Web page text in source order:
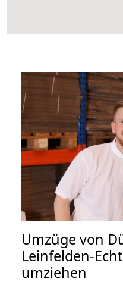
Umzüge von
Leinfelden-
umziehen